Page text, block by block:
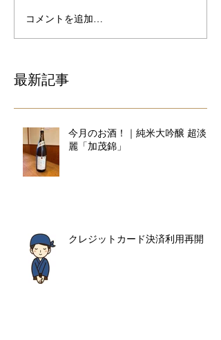
コメントを追加…
最新記事
今月のお酒！｜純米大吟醸 超淡
麗「加茂錦」
クレジットカード決済利用再開